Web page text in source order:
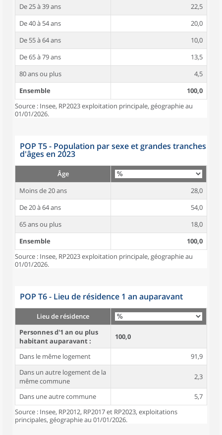
De 25 à 39 ans
22,5
De 40 à 54 ans
20,0
De 55 à 64 ans
10,0
De 65 à 79 ans
13,5
80 ans ou plus
4,5
Ensemble
100,0
Source : Insee, RP2023 exploitation principale, géographie au
01/01/2026.
POP T5 - Population par sexe et grandes tranches
d'âges en 2023
Âge
Moins de 20 ans
28,0
De 20 à 64 ans
54,0
65 ans ou plus
18,0
Ensemble
100,0
Source : Insee, RP2023 exploitation principale, géographie au
01/01/2026.
POP T6 - Lieu de résidence 1 an auparavant
Lieu de résidence
Personnes d'1 an ou plus
habitant auparavant :
100,0
Dans le même logement
91,9
Dans un autre logement de la
même commune
2,3
Dans une autre commune
5,7
Source : Insee, RP2012, RP2017 et RP2023, exploitations
principales, géographie au 01/01/2026.